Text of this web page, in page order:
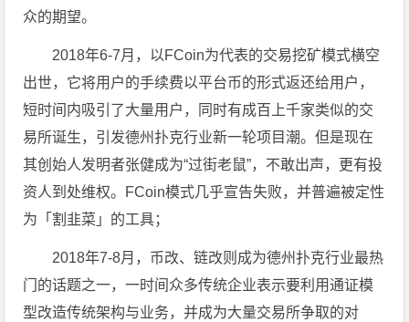
众的期望。
2018年6-7月，以FCoin为代表的交易挖矿模式横空
出世，它将用户的手续费以平台币的形式返还给用户，
短时间内吸引了大量用户，同时有成百上千家类似的交
易所诞生，引发德州扑克行业新一轮项目潮。但是现在
其创始人发明者张健成为“过街老鼠”，不敢出声，更有投
资人到处维权。FCoin模式几乎宣告失败，并普遍被定性
为「割韭菜」的工具；
2018年7-8月，币改、链改则成为德州扑克行业最热
门的话题之一，一时间众多传统企业表示要利用通证模
型改造传统架构与业务，并成为大量交易所争取的对